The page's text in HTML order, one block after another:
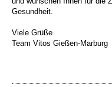
Gesundheit.
Viele Grüße
Team Vitos Gießen-Marburg